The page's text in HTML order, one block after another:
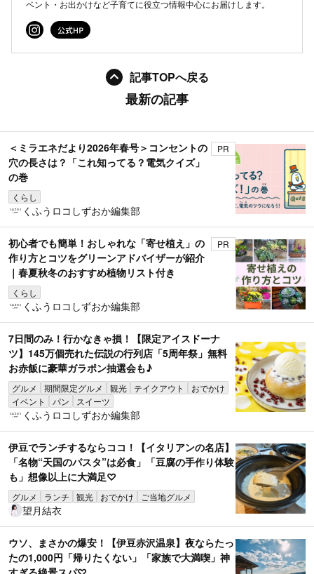
ベント・お出かけなど子育てに役立つ情報中心にお届けします。
記事TOPへ戻る
最新の記事
＜ミラエネだより2026年春号＞コンセントの
穴の長さは？「これ知ってる？電気クイズ」
の巻
くらし
PR
くふうロコしずおか編集部
初心者でも簡単！おしゃれな「寄せ植え」の
作り方とコツをグリーンアドバイザーが紹介
｜春夏秋冬のおすすめ植物リスト付き
くらし
PR
くふうロコしずおか編集部
7日間のみ！行かなきゃ損！【限定アイスドーナ
ツ】145万個売れた伝説の行列店「5周年祭」無料
お赤飯に豪華ガラポン抽選会も♪
グルメ 期間限定グルメ 観光 テイクアウト
おでかけ
イベント
パン スイーツ
くふうロコしずおか編集部
伊豆でランチするならココ！【イタリアンの名店】
「名物“天国のパスタ”は必食」「豆腐の手作り体験
も」想像以上に大満足♡
グルメ ランチ 観光 おでかけ ご当地グルメ
望月結衣
ウソ、まさかの爆安！【伊豆赤沢温泉】夜ならたっ
たの1,000円「帰りたくない」「家族で大満喫」神